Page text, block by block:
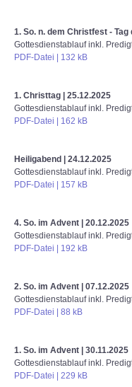
1. So. n. dem Christfest -
Gottesdienstablauf inkl.
PDF-Datei | 132 kB
1. Christtag
| 25.12.2025
Gottesdienstablauf inkl.
PDF-Datei | 162 kB
Heiligabend
| 24.12.2025
Gottesdienstablauf inkl.
PDF-Datei | 157 kB
4. So. im Advent
| 20.12.2025
Gottesdienstablauf inkl.
PDF-Datei | 192 kB
2. So. im Advent
| 07.12.2025
Gottesdienstablauf inkl.
PDF-Datei | 88 kB
1. So. im Advent
| 30.11.2025
Gottesdienstablauf inkl.
PDF-Datei | 229 kB